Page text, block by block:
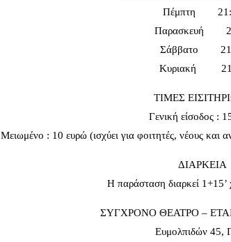
Πέμπτη
Παρασκευή
Σάββατο
Κυριακή
ΤΙΜΕΣ
Γενική είσοδος :
Μειωμένο : 10 ευρώ (ισχύει για φοιτητές, νέους και
ΔΙΑΡΚΕΙΑ
Η παράσταση διαρκεί 1+15’
ΣΥΓΧΡΟΝΟ ΘΕΑΤΡΟ –
Ευμολπιδών 45,